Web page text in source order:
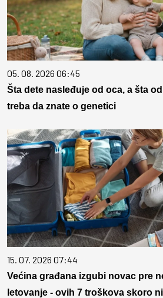
05. 08. 2026 06:45
Šta dete nasleđuje od oca, a šta
treba da znate o genetici
15. 07. 2026 07:44
Većina građana izgubi novac pre
letovanje - ovih 7 troškova skoro